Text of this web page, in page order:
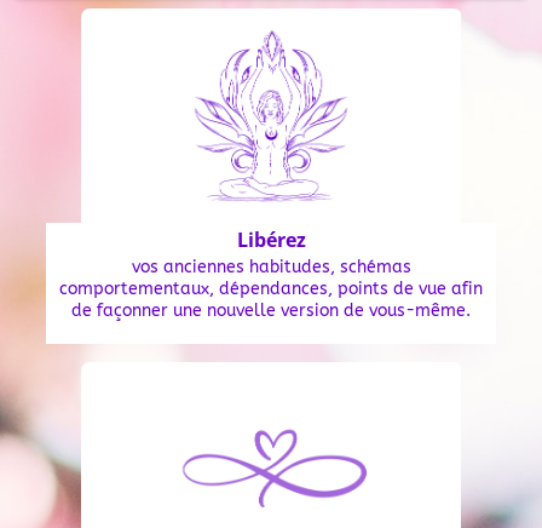
Libérez
vos anciennes habitudes, schémas
comportementaux, dépendances, points de vue afin
de façonner une nouvelle version de vous-même.